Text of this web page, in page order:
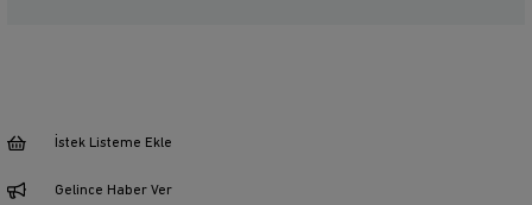
İstek Listeme Ekle
Gelince Haber Ver